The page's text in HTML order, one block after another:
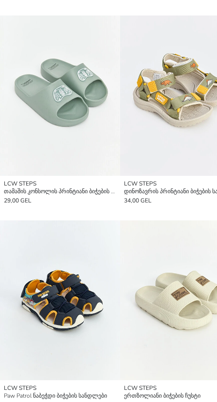
LCW STEPS
თამაშის კონსოლის პრინტიანი ბიჭების ჩუსტები
29,00 GEL
LCW STEPS
34,00 GEL
LCW STEPS
Paw Patrol ნაბეჭდი ბიჭების სანდლები
LCW STEPS
ერთზოლიანი ბიჭების ჩუსტი